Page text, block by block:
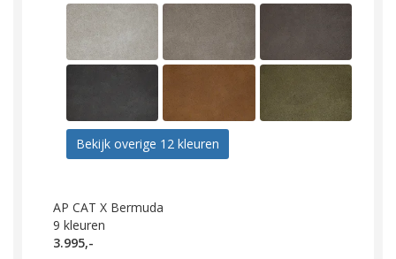
Bekijk overige 12 kleuren
AP CAT X Bermuda
9 kleuren
3.995,-